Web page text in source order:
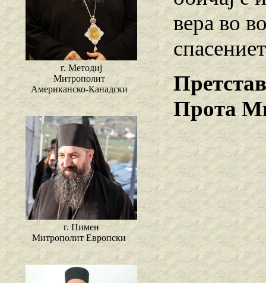
г. Методиј
Митрополит
Американско-Канадски
г. Пимен
Митрополит Европски
вера во
Прота